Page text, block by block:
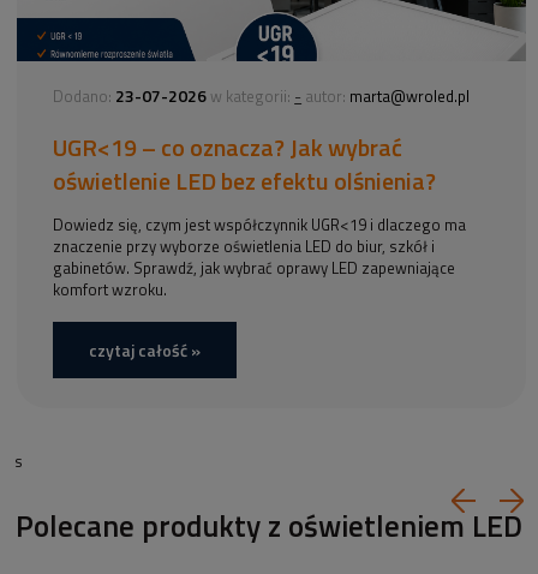
Dodano: 23-07-2026 w kategorii: - autor: marta@wroled.pl
UGR<19 – co oznacza? Jak wybrać
oświetlenie LED bez efektu olśnienia?
Dowiedz się, czym jest współczynnik UGR<19 i dlaczego ma
znaczenie przy wyborze oświetlenia LED do biur, szkół i
gabinetów. Sprawdź, jak wybrać oprawy LED zapewniające
komfort wzroku.
czytaj całość »
s
Polecane produkty z oświetleniem LED